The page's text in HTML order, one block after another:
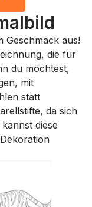
Geschmack aus!
die für
du möchtest,
mit
statt
da sich
diese